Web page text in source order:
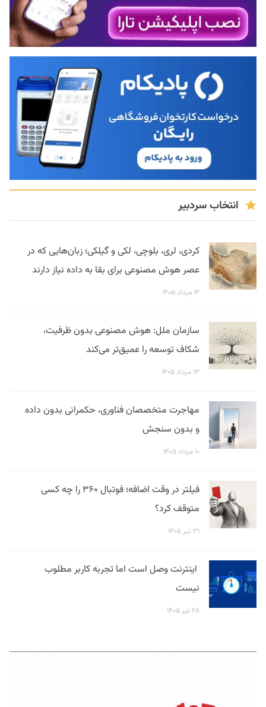
انتخاب سردبیر
کردی، لری، بلوچی، لکی و گیلکی؛ زبان‌هایی که در
عصر هوش مصنوعی برای بقا به داده نیاز دارند
۱۴ مرداد ۱۴۰۵
سازمان ملل: هوش مصنوعی بدون ظرفیت،
شکاف توسعه را عمیق‌تر می‌کند
۱۳ مرداد ۱۴۰۵
مهاجرت متخصصان فناوری، حکمرانی بدون داده
و بدون سنجش
۱۰ مرداد ۱۴۰۵
فیلتر در وقت اضافه؛ فوتبال ۳۶۰ را چه کسی
متوقف کرد؟
۳۱ تیر ۱۴۰۵
اینترنت وصل است اما تجربه کاربر مطلوب
نیست
۲۸ تیر ۱۴۰۵